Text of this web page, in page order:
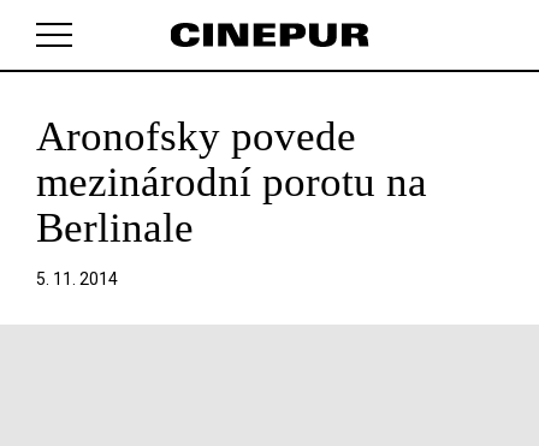
V košíku zatím nemáte žádné položky.
Aronofsky povede
mezinárodní porotu na
Berlinale
5. 11. 2014